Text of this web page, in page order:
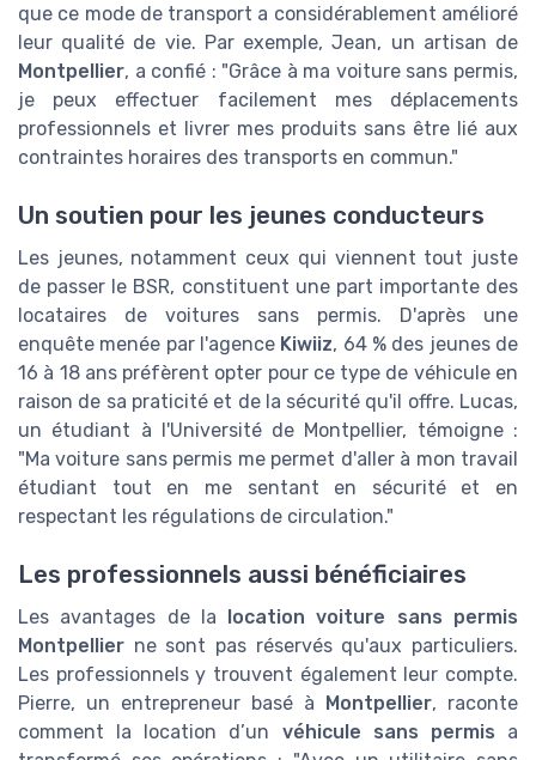
que ce mode de transport a considérablement amélioré
leur qualité de vie. Par exemple, Jean, un artisan de
Montpellier, a confié : "Grâce à ma voiture sans permis,
je peux effectuer facilement mes déplacements
professionnels et livrer mes produits sans être lié aux
contraintes horaires des transports en commun."
Un soutien pour les jeunes conducteurs
Les jeunes, notamment ceux qui viennent tout juste
de passer le BSR, constituent une part importante des
locataires de voitures sans permis. D'après une
enquête menée par l'agence Kiwiiz, 64 % des jeunes de
16 à 18 ans préfèrent opter pour ce type de véhicule en
raison de sa praticité et de la sécurité qu'il offre. Lucas,
un étudiant à l'Université de Montpellier, témoigne :
"Ma voiture sans permis me permet d'aller à mon travail
étudiant tout en me sentant en sécurité et en
respectant les régulations de circulation."
Les professionnels aussi bénéficiaires
Les avantages de la
location voiture sans permis
Montpellier ne sont pas réservés qu'aux particuliers.
Les professionnels y trouvent également leur compte.
Pierre, un entrepreneur basé à
Montpellier, raconte
comment la location d’un véhicule sans permis a